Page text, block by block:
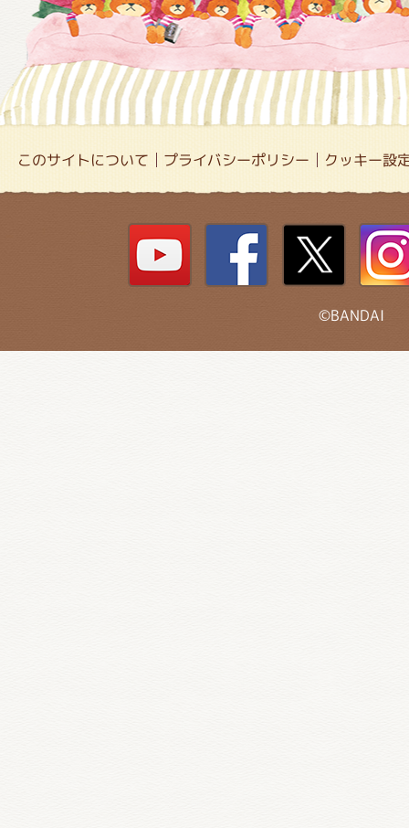
このサイトについて プライバシーポリシー クッキー設
©BANDAI